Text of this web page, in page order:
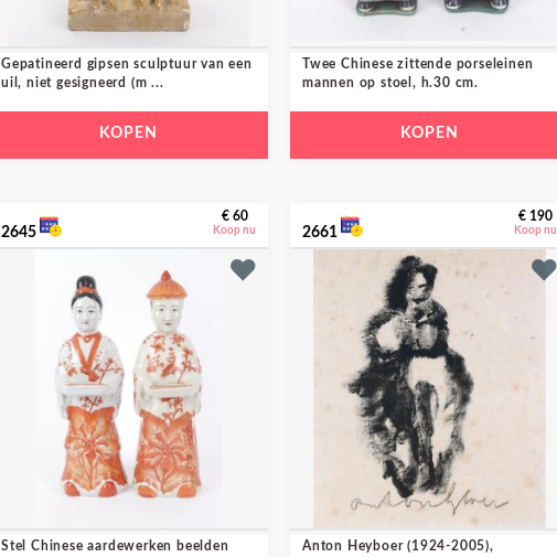
Gepatineerd gipsen sculptuur van een
uil, niet gesigneerd (m ...
KOPEN
Twee Chinese zittende porseleinen
mannen op stoel, h.30 cm.
KOPEN
2645
€ 60
Koop nu
Stel Chinese aardewerken beelden
2661
€ 190
Koop nu
Anton Heyboer (1924-2005),